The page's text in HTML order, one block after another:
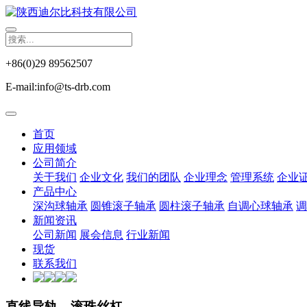
+86(0)29 89562507
E-mail:info@ts-drb.com
首页
应用领域
公司简介
关于我们 企业文化 我们的团队 企业理念 管理系统 企业
产品中心
深沟球轴承 圆锥滚子轴承 圆柱滚子轴承 自调心球轴承
新闻资讯
公司新闻 展会信息 行业新闻
现货
联系我们